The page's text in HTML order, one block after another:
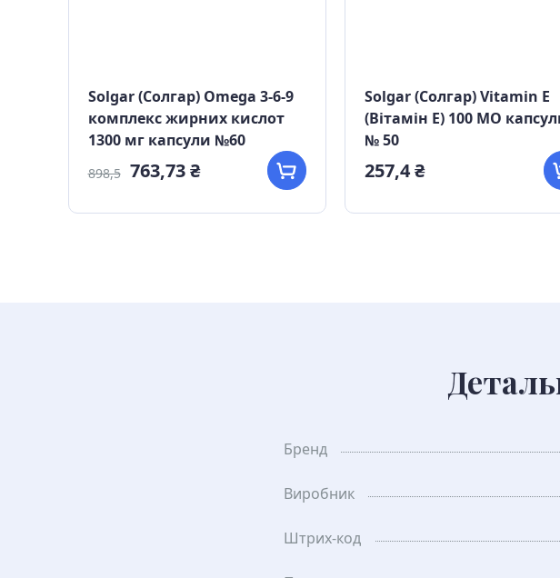
Solgar (Солгар) Omega 3-6-9
комплекс жирних кислот
1300 мг капсули №60
898,5 763,73 ₴
Solgar (Солгар) Vitamin E
(Вітамін Е) 100 МО
№ 50
257,4 ₴
Бренд
Виробник
Штрих-код